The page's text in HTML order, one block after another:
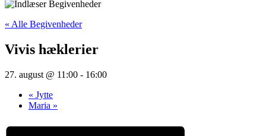
« Alle Begivenheder
Vivis hæklerier
27. august @ 11:00 - 16:00
« Jytte
Maria »